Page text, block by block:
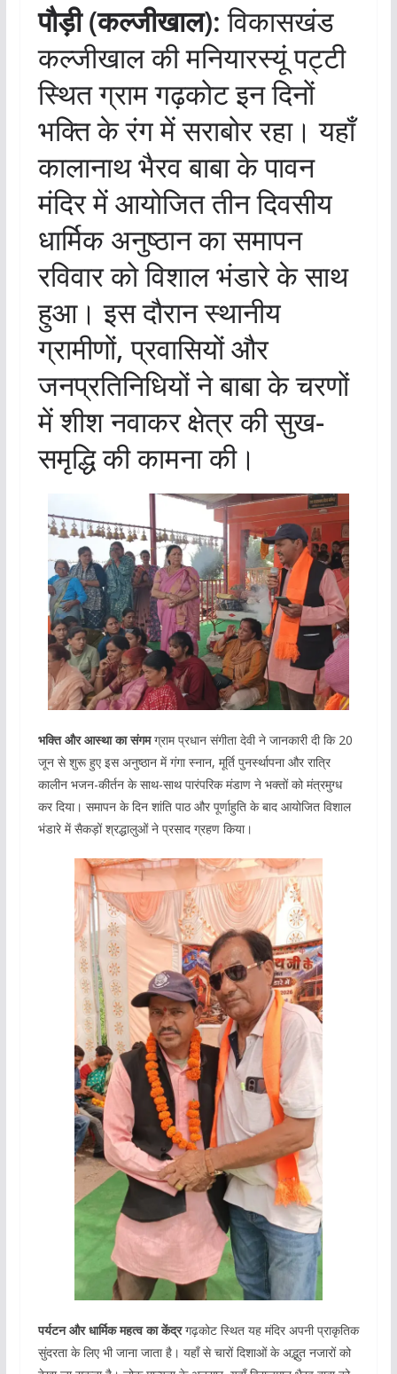
पौड़ी (कल्जीखाल): विकासखंड
कल्जीखाल की मनियारस्यूं पट्टी
स्थित ग्राम गढ़कोट इन दिनों
भक्ति के रंग में सराबोर रहा। यहाँ
कालानाथ भैरव बाबा के पावन
मंदिर में आयोजित तीन दिवसीय
धार्मिक अनुष्ठान का समापन
रविवार को विशाल भंडारे के साथ
हुआ। इस दौरान स्थानीय
ग्रामीणों, प्रवासियों और
जनप्रतिनिधियों ने बाबा के चरणों
में शीश नवाकर क्षेत्र की सुख-
समृद्धि की कामना की।
भक्ति और आस्था का संगमग्राम प्रधान संगीता देवी ने जानकारी दी कि 20
जून से शुरू हुए इस अनुष्ठान में गंगा स्नान, मूर्ति पुनर्स्थापना और रात्रि
कालीन भजन-कीर्तन के साथ-साथ पारंपरिक मंडाण ने भक्तों को मंत्रमुग्ध
कर दिया। समापन के दिन शांति पाठ और पूर्णाहुति के बाद आयोजित विशाल
भंडारे में सैकड़ों श्रद्धालुओं ने प्रसाद ग्रहण किया।
पर्यटन और धार्मिक महत्व का केंद्रगढ़कोट स्थित यह मंदिर अपनी प्राकृतिक
सुंदरता के लिए भी जाना जाता है। यहाँ से चारों दिशाओं के अद्भुत नजारों को